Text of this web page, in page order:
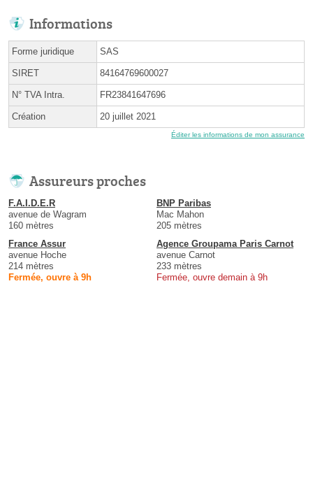
Informations
Forme juridique SAS
SIRET 84164769600027
N° TVA Intra. FR23841647696
Création 20 juillet 2021
Éditer les informations de mon assurance
Assureurs proches
F.A.I.D.E.R
avenue de Wagram
160 mètres
BNP Paribas
Mac Mahon
205 mètres
France Assur
avenue Hoche
214 mètres
Fermée, ouvre à 9h
Agence Groupama Paris Carnot
avenue Carnot
233 mètres
Fermée, ouvre demain à 9h